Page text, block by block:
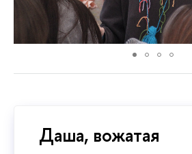
Даша, вожатая